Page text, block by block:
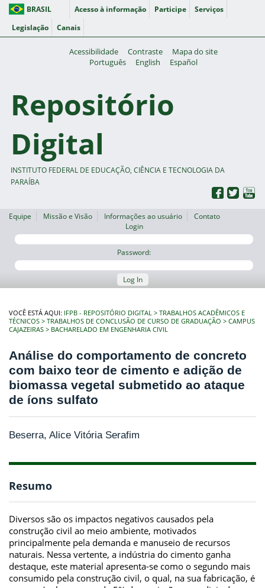
BRASIL Acesso à informação Participe
Serviços
Legislação
Canais
Acessibilidade Contraste
Mapa do site
Português
English Español
Repositório
Digital
INSTITUTO FEDERAL DE EDUCAÇÃO, CIÊNCIA E TECNOLOGIA DA
PARAÍBA
Equipe Missão e Visão Informações ao usuário
Contato
Login
Password:
Log In
VOCÊ ESTÁ AQUI: IFPB - REPOSITÓRIO DIGITAL
TRABALHOS ACADÊMICOS E
TÉCNICOS
TRABALHOS DE CONCLUSÃO DE CURSO DE GRADUAÇÃO
CAMPUS
CAJAZEIRAS
BACHARELADO EM ENGENHARIA CIVIL
Análise do comportamento de concreto
com baixo teor de cimento e adição de
biomassa vegetal submetido ao ataque
de íons sulfato
Beserra, Alice Vitória Serafim
Resumo
Diversos são os impactos negativos causados pela
construção civil ao meio ambiente, motivados
principalmente pela demanda e manuseio de recursos
naturais. Nessa vertente, a indústria do cimento ganha
destaque, este material apresenta-se como o segundo mais
consumido pela construção civil, o qual, na sua fabricação, é